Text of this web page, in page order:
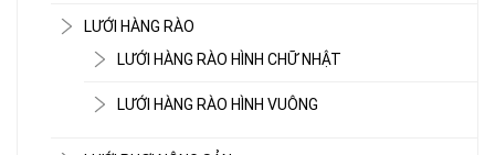
LƯỚI HÀNG RÀO
LƯỚI HÀNG RÀO HÌNH CHỮ NHẬT
LƯỚI HÀNG RÀO HÌNH VUÔNG